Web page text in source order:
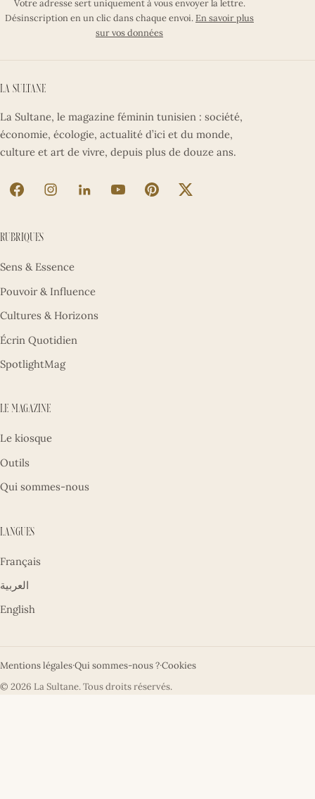
Votre adresse sert uniquement à vous envoyer la lettre.
Désinscription en un clic dans chaque envoi.En savoir plus
sur vos données
La Sultane
La Sultane, le magazine féminin tunisien : société,
économie, écologie, actualité d’ici et du monde,
culture et art de vivre, depuis plus de douze ans.
La Sultane sur Facebook (nouvel onglet)
La Sultane sur Instagram (nouvel onglet)
La Sultane sur LinkedIn (nouvel onglet)
La Sultane sur YouTube (nouvel
La Sultane sur Pinterest
La Sultane sur X
Rubriques
Sens & Essence
Pouvoir & Influence
Cultures & Horizons
Écrin Quotidien
SpotlightMag
Le magazine
Le kiosque
Outils
Qui sommes-nous
Langues
Français
العربية
English
Mentions légales·Qui sommes-nous ?·Cookies
© 2026 La Sultane. Tous droits réservés.